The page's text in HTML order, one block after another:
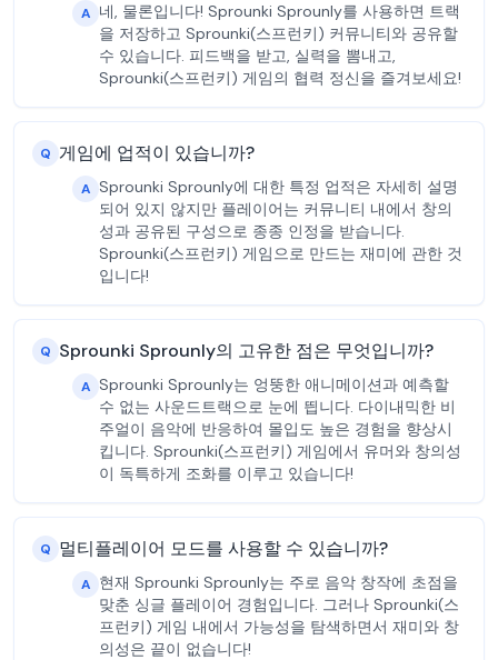
A 네, 물론입니다! Sprounki Sprounly를 사용하면 트랙
을 저장하고 Sprounki(스프런키) 커뮤니티와 공유할
수 있습니다. 피드백을 받고, 실력을 뽐내고,
Sprounki(스프런키) 게임의 협력 정신을 즐겨보세요!
Q 게임에 업적이 있습니까?
A Sprounki Sprounly에 대한 특정 업적은 자세히 설명
되어 있지 않지만 플레이어는 커뮤니티 내에서 창의
성과 공유된 구성으로 종종 인정을 받습니다.
Sprounki(스프런키) 게임으로 만드는 재미에 관한 것
입니다!
Q Sprounki Sprounly의 고유한 점은 무엇입니까?
A Sprounki Sprounly는 엉뚱한 애니메이션과 예측할
수 없는 사운드트랙으로 눈에 띕니다. 다이내믹한 비
주얼이 음악에 반응하여 몰입도 높은 경험을 향상시
킵니다. Sprounki(스프런키) 게임에서 유머와 창의성
이 독특하게 조화를 이루고 있습니다!
Q 멀티플레이어 모드를 사용할 수 있습니까?
A 현재 Sprounki Sprounly는 주로 음악 창작에 초점을
맞춘 싱글 플레이어 경험입니다. 그러나 Sprounki(스
프런키) 게임 내에서 가능성을 탐색하면서 재미와 창
의성은 끝이 없습니다!